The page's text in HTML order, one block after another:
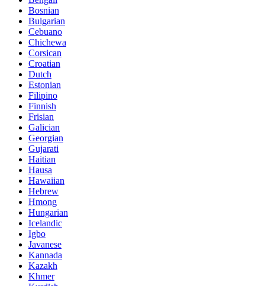
Bosnian
Bulgarian
Cebuano
Chichewa
Corsican
Croatian
Dutch
Estonian
Filipino
Finnish
Frisian
Galician
Georgian
Gujarati
Haitian
Hausa
Hawaiian
Hebrew
Hmong
Hungarian
Icelandic
Igbo
Javanese
Kannada
Kazakh
Khmer